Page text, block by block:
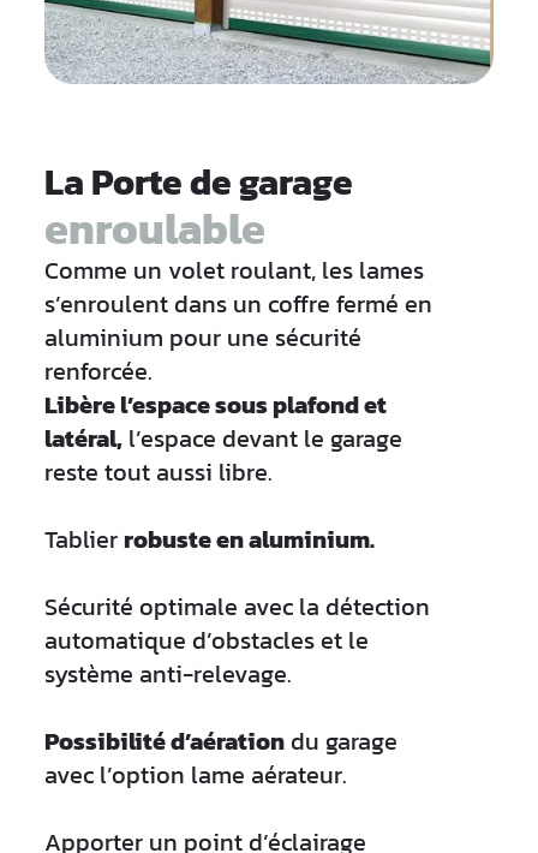
La Porte de garage
enroulable
Comme un volet roulant, les lames
s’enroulent dans un coffre fermé en
aluminium pour une sécurité
renforcée.
Libère l’espace sous plafond et
latéral,l’espace devant le garage
reste tout aussi libre.
Tablier robuste en aluminium.
Sécurité optimale avec la détection
automatique d’obstacles et le
système anti-relevage.
Possibilité d’aérationdu garage
avec l’option lame aérateur.
Apporter un point d’éclairage